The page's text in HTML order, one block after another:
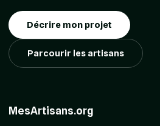
Décrire mon projet
Parcourir les artisans
MesArtisans.org